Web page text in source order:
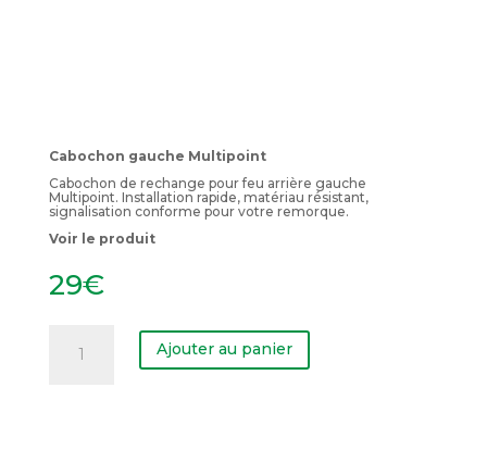
Cabochon gauche Multipoint
Cabochon de rechange pour feu arrière gauche
Multipoint. Installation rapide, matériau résistant,
signalisation conforme pour votre remorque.
Voir le produit
29€
Cabochon
Ajouter au panier